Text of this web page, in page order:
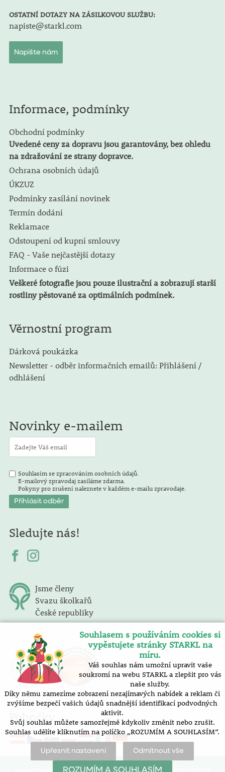
OSTATNÍ DOTAZY NA ZÁSILKOVOU SLUŽBU:
napiste@starkl.com
Napište nám
Informace, podmínky
Obchodní podmínky
Uvedené ceny za dopravu jsou garantovány, bez ohledu
na zdražování ze strany dopravce.
Ochrana osobních údajů
ÚKZUZ
Podmínky zasílání novinek
Termín dodání
Reklamace
Odstoupení od kupní smlouvy
FAQ - Vaše nejčastější dotazy
Informace o fúzi
Veškeré fotografie jsou pouze ilustrační a zobrazují starší
rostliny pěstované za optimálních podmínek.
Věrnostní program
Dárková poukázka
Newsletter - odběr informačních emailů: Přihlášení /
odhlášení
Novinky e-mailem
Souhlasím se zpracováním osobních údajů.
E-mailový zpravodaj zasíláme zdarma.
Pokyny pro zrušení naleznete v každém e-mailu zpravodaje.
Sledujte nás!
Jsme členy
Svazu školkařů
České republiky
Pobočky
prohlášení o přístupnosti | nastavení cookies
Souhlasem s používáním cookies si
vypěstujete stránky STARKL na
míru.
Váš souhlas nám umožní upravit vaše
soukromí na webu STARKL a zlepšit pro vás
naše služby.
Díky němu zamezíme zobrazení nezajímavých nabídek a reklam či
zvýšíme bezpečí vašich údajů snadnější identifikací podvodných
aktivit.
Svůj souhlas můžete samozřejmě kdykoliv změnit nebo zrušit.
Souhlas udělíte kliknutím na políčko „ROZUMÍM A SOUHLASÍM“.
Upřesnit nastavení Odmítnout vše
ROZUMÍM A SOUHLASÍM